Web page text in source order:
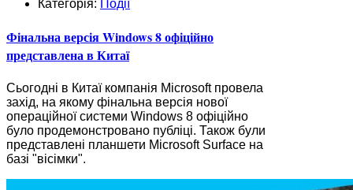
Категорія: Події
Фінальна версія Windows 8 офіційно
представлена в Китаї
Сьогодні в Китаї компанія Microsoft провела
захід, на якому фінальна версія нової
операційної системи Windows 8 офіційно
було продемонстровано публіці. Також були
представлені планшети Microsoft Surface на
базі "вісімки".